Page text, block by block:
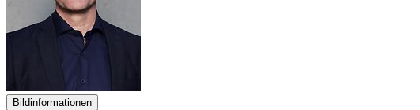
Bildinformationen